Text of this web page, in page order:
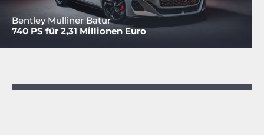
Bentley Mulliner Batur
740 PS für 2,31 Millionen Euro